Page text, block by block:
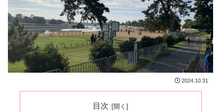
2024.10.31
目次